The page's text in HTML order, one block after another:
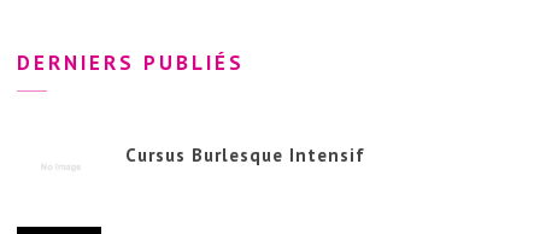
DERNIERS PUBLIÉS
Cursus Burlesque Intensif